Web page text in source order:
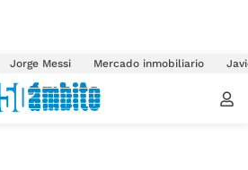
Jorge Messi Mercado inmobiliario